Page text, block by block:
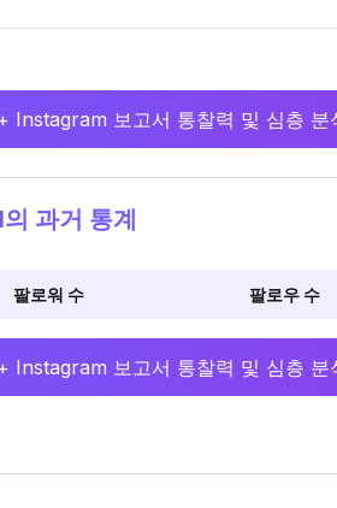
Instagram 보고서 통찰력 및 심층 분
과거 통계
팔로워 수 팔로우 수
Instagram 보고서 통찰력 및 심층 분